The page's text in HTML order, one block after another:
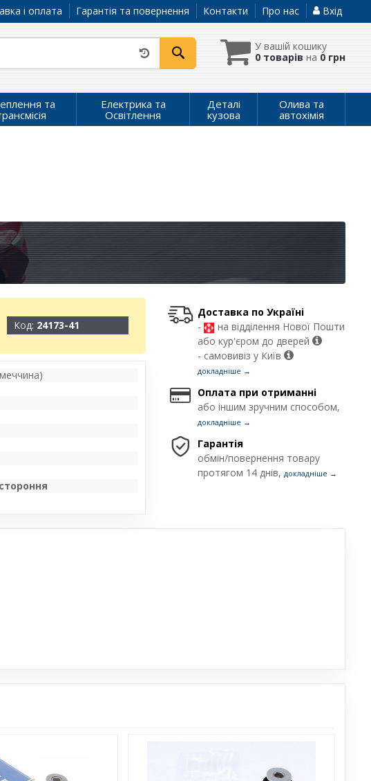
і оплата Гарантія та повернення Контакти Про нас Вхід
У вашій кошику
0 товарів на 0 грн
та
Електрика та
Освітлення
Деталі
кузова
Олива та
автохімія
Код: 24173-41
Доставка по Україні
-
на відділення Нової Пошти
або кур'єром до дверей
- самовивіз у Київ
докладніше →
Оплата при отриманні
або іншим зручним способом,
докладніше →
Гарантія
обмін/повернення товару
протягом 14 днів,докладніше →